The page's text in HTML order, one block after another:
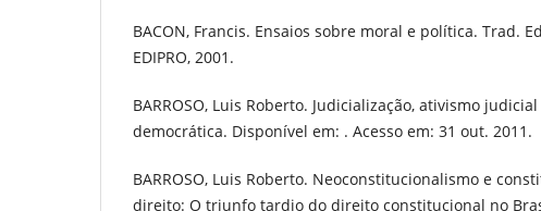
BACON, Francis. Ensaios sobre moral e política. Trad.
EDIPRO, 2001.
BARROSO, Luis Roberto. Judicialização, ativismo
democrática. Disponível em: . Acesso em: 31 out. 2011.
BARROSO, Luis Roberto. Neoconstitucionalismo e
direito: O triunfo tardio do direito constitucional no